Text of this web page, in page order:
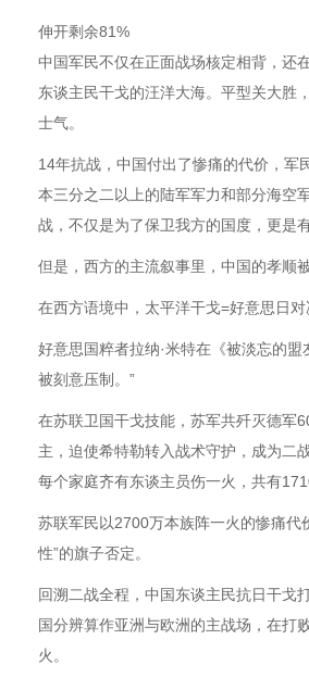
伸开剩余81%
中国军民不仅在正面战场核定相背，还
东谈主民干戈的汪洋大海。平型关大胜
士气。
14年抗战，中国付出了惨痛的代价，军
本三分之二以上的陆军军力和部分海空
战，不仅是为了保卫我方的国度，更是
但是，西方的主流叙事里，中国的孝顺
在西方语境中，太平洋干戈=好意思日对
好意思国粹者拉纳·米特在《被淡忘的
被刻意压制。”
在苏联卫国干戈技能，苏军共歼灭德军
主，迫使希特勒转入战术守护，成为二
每个家庭齐有东谈主员伤一火，共有
苏联军民以2700万本族阵一火的惨痛代
性”的旗子否定。
回溯二战全程，中国东谈主民抗日干戈
国分辨算作亚洲与欧洲的主战场，在打
火。